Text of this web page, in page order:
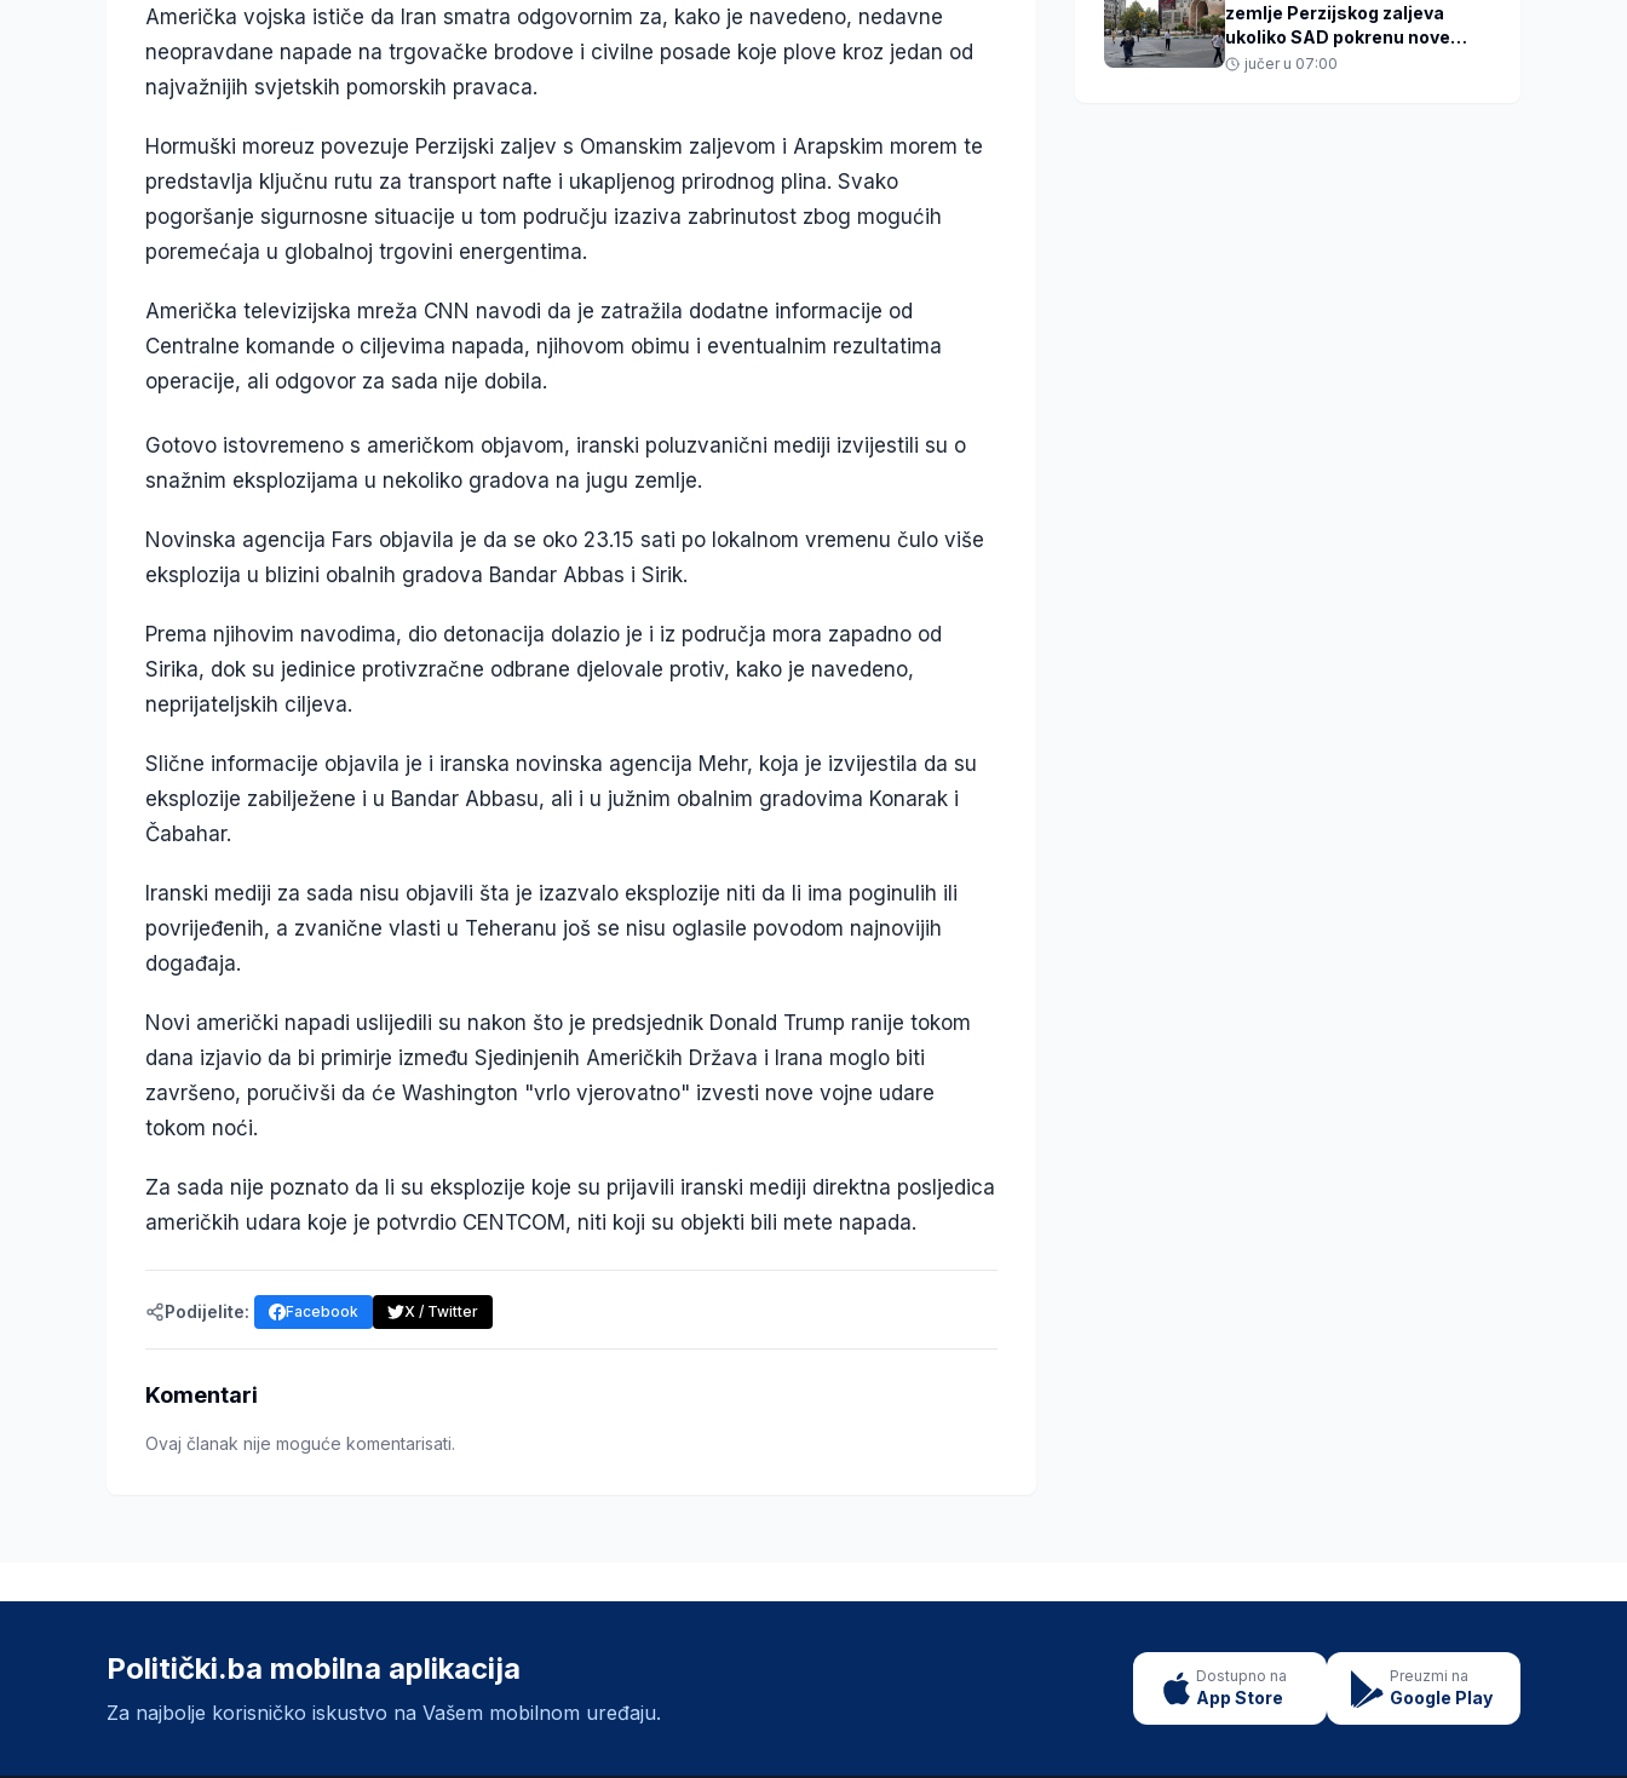
Američka vojska ističe da Iran smatra odgovornim za, kako je navedeno, nedavne
neopravdane napade na trgovačke brodove i civilne posade koje plove kroz jedan od
najvažnijih svjetskih pomorskih pravaca.
Hormuški moreuz povezuje Perzijski zaljev s Omanskim zaljevom i Arapskim morem te
predstavlja ključnu rutu za transport nafte i ukapljenog prirodnog plina. Svako
pogoršanje sigurnosne situacije u tom području izaziva zabrinutost zbog mogućih
poremećaja u globalnoj trgovini energentima.
Američka televizijska mreža CNN navodi da je zatražila dodatne informacije od
Centralne komande o ciljevima napada, njihovom obimu i eventualnim rezultatima
operacije, ali odgovor za sada nije dobila.
Gotovo istovremeno s američkom objavom, iranski poluzvanični mediji izvijestili su o
snažnim eksplozijama u nekoliko gradova na jugu zemlje.
Novinska agencija Fars objavila je da se oko 23.15 sati po lokalnom vremenu čulo više
eksplozija u blizini obalnih gradova Bandar Abbas i Sirik.
Prema njihovim navodima, dio detonacija dolazio je i iz područja mora zapadno od
Sirika, dok su jedinice protivzračne odbrane djelovale protiv, kako je navedeno,
neprijateljskih ciljeva.
Slične informacije objavila je i iranska novinska agencija Mehr, koja je izvijestila da su
eksplozije zabilježene i u Bandar Abbasu, ali i u južnim obalnim gradovima Konarak i
Čabahar.
Iranski mediji za sada nisu objavili šta je izazvalo eksplozije niti da li ima poginulih ili
povrijeđenih, a zvanične vlasti u Teheranu još se nisu oglasile povodom najnovijih
događaja.
Novi američki napadi uslijedili su nakon što je predsjednik Donald Trump ranije tokom
dana izjavio da bi primirje između Sjedinjenih Američkih Država i Irana moglo biti
završeno, poručivši da će Washington "vrlo vjerovatno" izvesti nove vojne udare
tokom noći.
Za sada nije poznato da li su eksplozije koje su prijavili iranski mediji direktna posljedica
američkih udara koje je potvrdio CENTCOM, niti koji su objekti bili mete napada.
Podijelite: Facebook X / Twitter
Komentari
Ovaj članak nije moguće komentarisati.
zemlje Perzijskog zaljeva
ukoliko SAD pokrenu nove
napade
jučer u 07:00
Politički.ba mobilna aplikacija
Za najbolje korisničko iskustvo na Vašem mobilnom uređaju.
Dostupno na
App Store
Preuzmi na
Google Play